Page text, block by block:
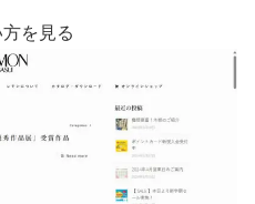
を見る